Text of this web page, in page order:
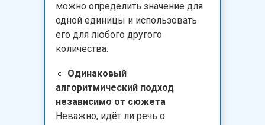
можно определить значение для
одной единицы и использовать
его для любого другого
количества.
🔹 Одинаковый
алгоритмический подход
независимо от сюжета
Неважно, идёт ли речь о